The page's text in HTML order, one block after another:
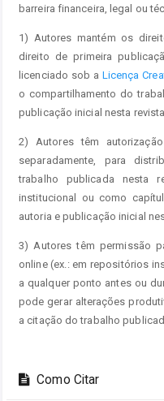
barreira financeira, legal ou
1) Autores mantém os
direito de primeira
licenciado sob a Licença
o compartilhamento do
publicação inicial nesta revista.
2) Autores têm
separadamente, para
trabalho publicada nesta
institucional ou como
autoria e publicação inicial
3) Autores têm permissão
online (ex.: em repositórios
a qualquer ponto antes ou
pode gerar alterações
a citação do trabalho
Como Citar